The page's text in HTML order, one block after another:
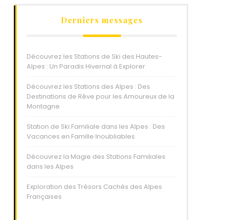
Derniers messages
Découvrez les Stations de Ski des Hautes-
Alpes : Un Paradis Hivernal à Explorer
Découvrez les Stations des Alpes : Des
Destinations de Rêve pour les Amoureux de la
Montagne
Station de Ski Familiale dans les Alpes : Des
Vacances en Famille Inoubliables
Découvrez la Magie des Stations Familiales
dans les Alpes
Exploration des Trésors Cachés des Alpes
Françaises